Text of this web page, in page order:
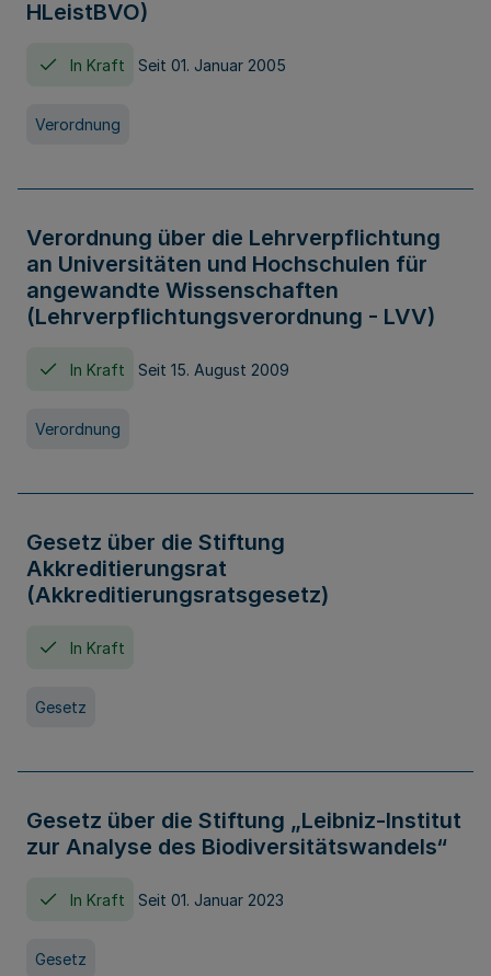
HLeistBVO)
In Kraft Seit 01. Januar 2005
Verordnung
Verordnung über die Lehrverpflichtung
an Universitäten und Hochschulen für
angewandte Wissenschaften
(Lehrverpflichtungsverordnung - LVV)
In Kraft Seit 15. August 2009
Verordnung
Gesetz über die Stiftung
Akkreditierungsrat
(Akkreditierungsratsgesetz)
In Kraft
Gesetz
Gesetz über die Stiftung „Leibniz-Institut
zur Analyse des Biodiversitätswandels“
In Kraft Seit 01. Januar 2023
Gesetz